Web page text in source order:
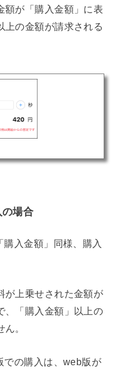
額が「購入金額」に表
上の金額が請求される
場合
入金額」同様、 購入
が上乗せされた金額が
、「購入金額」以上の
。
での購入は、web版が